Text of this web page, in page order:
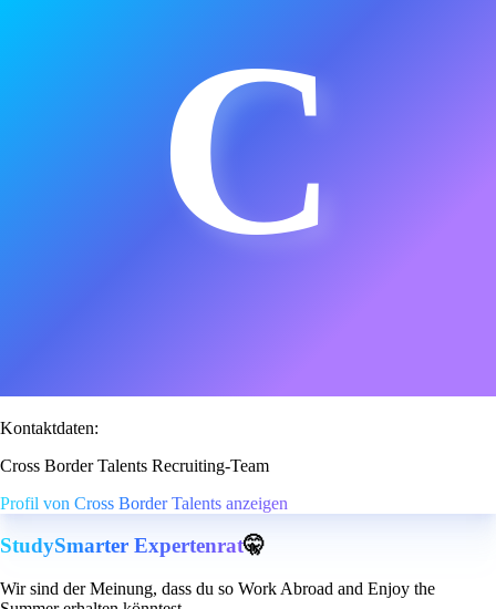
C
Kontaktdaten:
Cross Border Talents Recruiting-Team
Profil von Cross Border Talents anzeigen
StudySmarter Expertenrat🤫
Wir sind der Meinung, dass du so Work Abroad and Enjoy the